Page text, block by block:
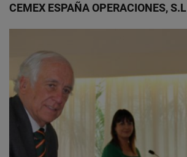
CEMEX ESPAÑA OPERACIONES, S.L